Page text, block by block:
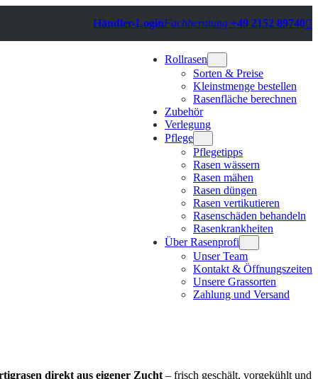
Händler-LoginFachberatung +49 2152 89740
Rollrasen
Sorten & Preise
Kleinstmenge bestellen
Rasenfläche berechnen
Zubehör
Verlegung
Pflege
Pflegetipps
Rasen wässern
Rasen mähen
Rasen düngen
Rasen vertikutieren
Rasenschäden behandeln
Rasenkrankheiten
Über Rasenprofi
Unser Team
Kontakt & Öffnungszeiten
Unsere Grassorten
Zahlung und Versand
direkt aus eigener Zucht – frisch geschält, vorgekühlt und